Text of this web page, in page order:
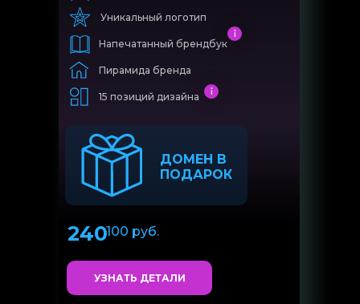
240100 руб.
15 позиций дизайна
Пирамида бренда
Уникальный логотип
Напечатанный брендбук
УЗНАТЬ ДЕТАЛИ
ДОМЕН В
ПОДАРОК